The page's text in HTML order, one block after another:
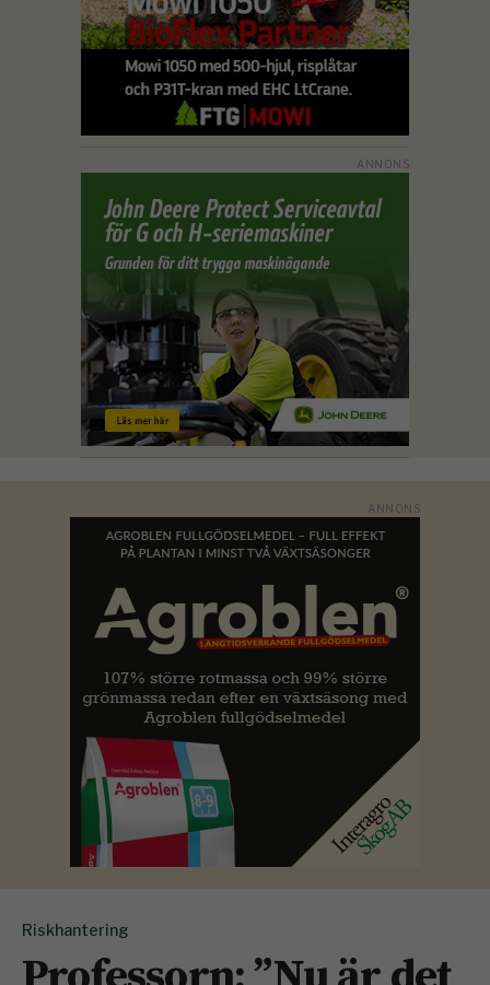
Riskhantering